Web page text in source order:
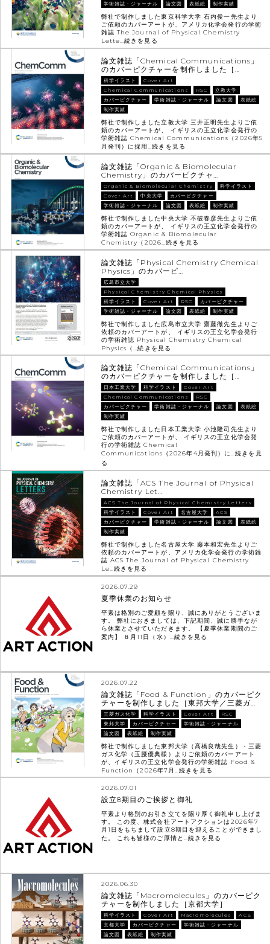
学術雑誌・ジャーナル
論文図 表紙絵 制作実績
弊社で制作しました東京科学大学 石内俊一先生より
ご依頼のカバーアートが、アメリカ化学会発行の学術
雑誌 The Journal of Physical Chemistry
Lette…続きを見る
論文雑誌「Chemical Communications」
のカバーピクチャーを制作しました［…
科学イラスト
Cover Art
Chemical Communications
RSC
立教大学
カバーピクチャー
学術雑誌・ジャーナル 論文図
表紙絵
制作実績
弊社で制作しました立教大学 三井正明先生よりご依
頼のカバーアートが、 イギリスの王立化学会発行の
学術雑誌 Chemical Communications（2026年5
月発刊）に採用…続きを見る
論文雑誌「Organic & Biomolecular
Chemistry」のカバーピクチャ…
Organic & Biomolecular Chemistry
科学イラスト
Cover Art
中央大学
カバーピクチャー
学術雑誌・ジャーナル
論文図 表紙絵 制作実績
弊社で制作しました中央大学 不破春彦先生よりご依
頼のカバーアートが、 イギリスの王立化学会発行の
学術雑誌 Organic & Biomolecular
Chemistry（2026…続きを見る
論文雑誌「Physical Chemistry Chemical
Physics」のカバーピ…
広島市立大学
Physical Chemistry Chemical Physics
科学イラスト
Cover Art RSC
カバーピクチャー
学術雑誌・ジャーナル
論文図 表紙絵 制作実績
弊社で制作しました広島市立大学 齋藤徹先生よりご
依頼のカバーアートが、 イギリスの王立化学会発行
の学術雑誌 Physical Chemistry Chemical
Physics（…続きを見る
論文雑誌「Chemical Communications」
のカバーピクチャーを制作しました［…
日本工業大学 科学イラスト
Cover Art
Chemical Communications
RSC
カバーピクチャー
学術雑誌・ジャーナル 論文図
表紙絵
制作実績
弊社で制作しました日本工業大学 小池隆司先生より
ご依頼のカバーアートが、 イギリスの王立化学会発
行の学術雑誌 Chemical
Communications（2026年4月発刊）に…続きを見
る
論文雑誌「ACS The Journal of Physical
Chemistry Let…
ACS The Journal of Physical Chemistry Letters
科学イラスト
Cover Art 名古屋大学
ACS
カバーピクチャー
学術雑誌・ジャーナル 論文図
表紙絵
制作実績
弊社で制作しました名古屋大学 藤本和宏先生よりご
依頼のカバーアートが、アメリカ化学会発行の学術雑
誌 ACS The Journal of Physical Chemistry
Le…続きを見る
2026.07.29
夏季休業のお知らせ
平素は格別のご愛顧を賜り、誠にありがとうございま
す。 弊社におきましては、下記期間、誠に勝手なが
ら休業とさせていただきます。 【夏季休業期間のご
案内】 ８月11日（水）…続きを見る
2026.07.22
論文雑誌「Food & Function」のカバーピク
チャーを制作しました［東邦大学／三菱ガ…
三菱ガス化学 科学イラスト Cover Art
RSC
東邦大学
カバーピクチャー
学術雑誌・ジャーナル
論文図
表紙絵 制作実績
弊社で制作しました東邦大学（髙橋良哉先生）・三菱
ガス化学（玉腰優典様）よりご依頼のカバーアート
が、イギリスの王立化学会発行の学術雑誌 Food &
Function（2026年7月…続きを見る
2026.07.01
設立8期目のご挨拶と御礼
平素より格別のお引き立てを賜り厚く御礼申し上げま
す。 この度、株式会社アートアクションは2026年7
月1日をもちまして設立8期目を迎えることができまし
た。 これも皆様のご厚情と…続きを見る
2026.06.30
論文雑誌「Macromolecules」のカバーピク
チャーを制作しました［京都大学］
科学イラスト Cover Art Macromolecules
ACS
京都大学
カバーピクチャー
学術雑誌・ジャーナル
論文図
表紙絵 制作実績